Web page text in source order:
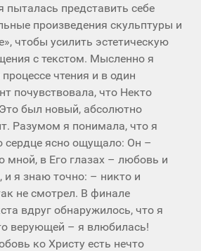
пыталась представить себе
произведения скульптуры и
чтобы усилить эстетическую
с текстом. Мысленно я
чтения и в один
почувствовала, что Некто
был новый, абсолютно
Разумом я понимала, что я
сердце ясно ощущало: Он –
мной, в Его глазах – любовь и
я знаю точно: – никто и
не смотрел. В финале
вдруг обнаружилось, что я
верующей – я влюбилась!
ко Христу есть нечто